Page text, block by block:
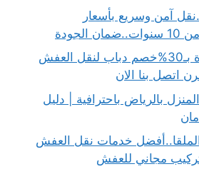
آمن وسريع بأسعار
دباب نقل عفش جدة بـ30%خصم دباب لنقل العفش
اتصل بنا الان
بالرياض باحترافية | دليل
خدمات نقل العفش